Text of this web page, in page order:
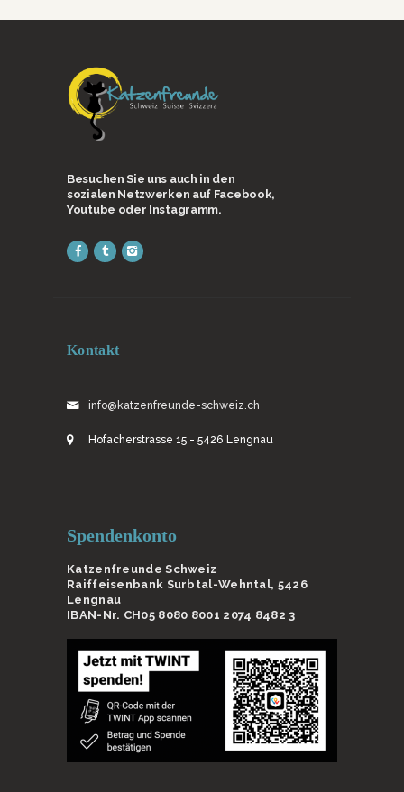
Besuchen Sie uns auch in den
sozialen Netzwerken auf Facebook,
Youtube oder Instagramm.
Kontakt
info@katzenfreunde-schweiz.ch
Hofacherstrasse 15 - 5426 Lengnau
Spendenkonto
Katzenfreunde Schweiz
Raiffeisenbank Surbtal-Wehntal, 5426
Lengnau
IBAN-Nr. CH05 8080 8001 2074 8482 3